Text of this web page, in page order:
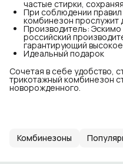
частые стирки,
При соблюдении правил
комбинезон прослужит
Производитель:
российский
гарантирующий
Идеальный подарок
Сочетая в себе удобство,
трикотажный комбинезон
новорожденного.
Комбинезоны